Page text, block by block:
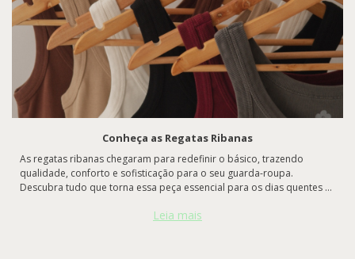
Conheça as Regatas Ribanas
As regatas ribanas chegaram para redefinir o básico, trazendo
qualidade, conforto e sofisticação para o seu guarda-roupa.
Descubra tudo que torna essa peça essencial para os dias quentes e
Leia mais